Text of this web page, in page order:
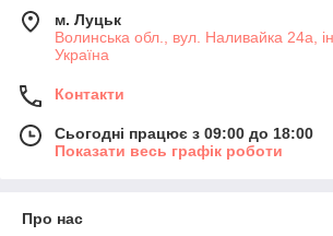
м. Луцьк
Волинська обл., вул. Наливайка 24а,
Україна
Контакти
Сьогодні працює з 09:00 до 18:00
Показати весь графік роботи
Про нас